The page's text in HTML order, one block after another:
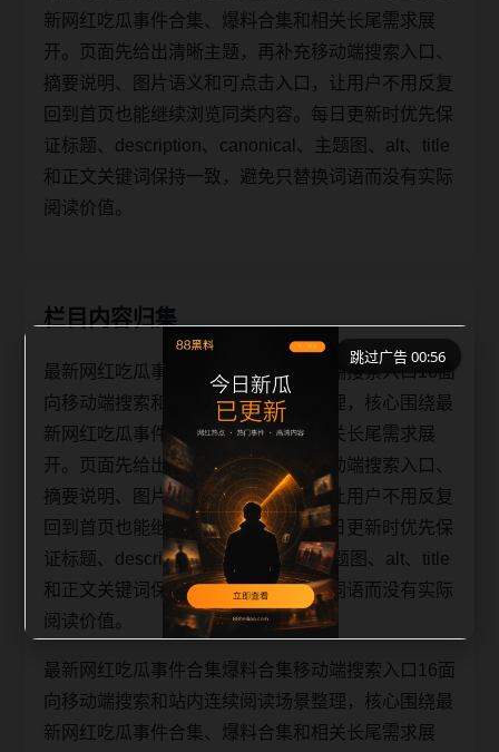
新网红吃瓜事件合集、爆料合集和相关长尾需求展
开。页面先给出清晰主题，再补充移动端搜索入口、
摘要说明、图片语义和可点击入口，让用户不用反复
回到首页也能继续浏览同类内容。每日更新时优先保
证标题、description、canonical、主题图、alt、title
和正文关键词保持一致，避免只替换词语而没有实际
阅读价值。
栏目内容归集
最新网红吃瓜事件合集爆料合集移动端搜索入口16面
向移动端搜索和站内连续阅读场景整理，核心围绕最
新网红吃瓜事件合集、爆料合集和相关长尾需求展
开。页面先给出清晰主题，再补充移动端搜索入口、
摘要说明、图片语义和可点击入口，让用户不用反复
回到首页也能继续浏览同类内容。每日更新时优先保
证标题、description、canonical、主题图、alt、title
和正文关键词保持一致，避免只替换词语而没有实际
阅读价值。
最新网红吃瓜事件合集爆料合集移动端搜索入口16面
向移动端搜索和站内连续阅读场景整理，核心围绕最
新网红吃瓜事件合集、爆料合集和相关长尾需求展
跳过广告 00:56